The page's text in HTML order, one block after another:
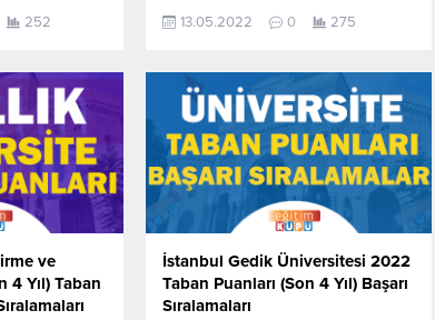
puanları
En
Mehmet Akif
sıralama.
Puanları
4 yılına ait
verilerin
YÖKATLAS
252
güncel haline aşağıdaki tablodan
ulaşabilirsiniz. 2022 TYT AYT (YKS)
son 4 yıla ait veriler aşağıdaki
gibidir. Bu puanlar 2021, 2020, 2019
ve 2018 yıllarına ait Üniversite
yerleştirme puanlarıdır. Sayfamızdaki
verilerin tamamı ÖSYM ve YÖK-
YÖKATLAS tarafından yayınlanmış
olan en son güncel
puanlardır. Enerji...
13.05.2022 0 275
ve
4 Yıl) Taban
İstanbul Gedik Üniversitesi 2022
Taban Puanları (Son 4 Yıl) Başarı
Sıralamaları